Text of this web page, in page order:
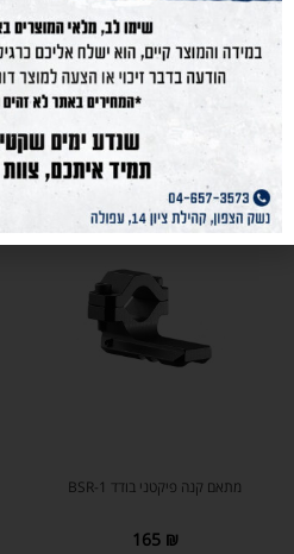
99 ₪
הוסף לסל
מתאם קנה פיקטני בודד BSR-1
165 ₪